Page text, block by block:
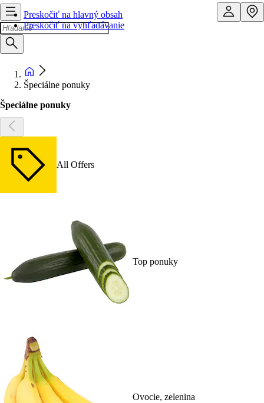
Preskočiť na hlavný obsah
Preskočiť na vyhľadávanie
Špeciálne ponuky
Špeciálne ponuky
All Offers
Top ponuky
Ovocie, zelenina